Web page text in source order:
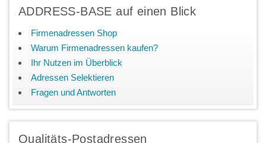
ADDRESS-BASE auf einen Blick
Firmenadressen Shop
Warum Firmenadressen kaufen?
Ihr Nutzen im Überblick
Adressen Selektieren
Fragen und Antworten
Qualitäts-Postadressen